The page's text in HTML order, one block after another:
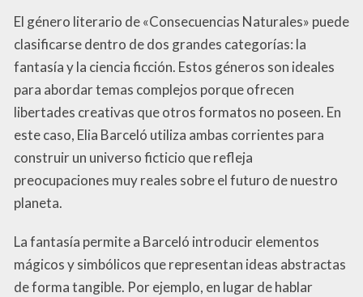
El género literario de «Consecuencias Naturales» puede
clasificarse dentro de dos grandes categorías: la
fantasía y la ciencia ficción. Estos géneros son ideales
para abordar temas complejos porque ofrecen
libertades creativas que otros formatos no poseen. En
este caso, Elia Barceló utiliza ambas corrientes para
construir un universo ficticio que refleja
preocupaciones muy reales sobre el futuro de nuestro
planeta.
La fantasía permite a Barceló introducir elementos
mágicos y simbólicos que representan ideas abstractas
de forma tangible. Por ejemplo, en lugar de hablar